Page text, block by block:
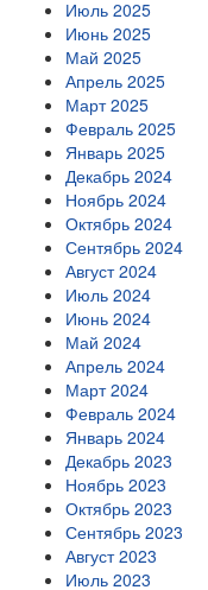
Июль 2025
Июнь 2025
Май 2025
Апрель 2025
Март 2025
Февраль 2025
Январь 2025
Декабрь 2024
Ноябрь 2024
Октябрь 2024
Сентябрь 2024
Август 2024
Июль 2024
Июнь 2024
Май 2024
Апрель 2024
Март 2024
Февраль 2024
Январь 2024
Декабрь 2023
Ноябрь 2023
Октябрь 2023
Сентябрь 2023
Август 2023
Июль 2023